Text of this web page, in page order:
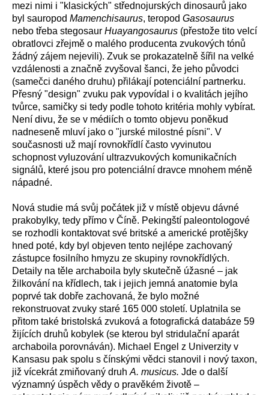
mezi nimi i "klasických" střednojurských dinosaurů jako
byl sauropod Mamenchisaurus, teropod Gasosaurus
nebo třeba stegosaur Huayangosaurus (přestože tito velcí
obratlovci zřejmě o malého producenta zvukových tónů
žádný zájem nejevili). Zvuk se prokazatelně šířil na velké
vzdálenosti a značně zvyšoval šanci, že jeho původci
(samečci daného druhu) přilákají potenciální partnerku.
Přesný "design" zvuku pak vypovídal i o kvalitách jejího
tvůrce, samičky si tedy podle tohoto kritéria mohly vybírat.
Není divu, že se v médiích o tomto objevu poněkud
nadneseně mluví jako o "jurské milostné písni". V
současnosti už mají rovnokřídlí často vyvinutou
schopnost vyluzování ultrazvukových komunikačních
signálů, které jsou pro potenciální dravce mnohem méně
nápadné.
Nová studie má svůj počátek již v místě objevu dávné
prakobylky, tedy přímo v Číně. Pekingští paleontologové
se rozhodli kontaktovat své britské a americké protějšky
hned poté, kdy byl objeven tento nejlépe zachovaný
zástupce fosilního hmyzu ze skupiny rovnokřídlých.
Detaily na těle archaboila byly skutečně úžasné – jak
žilkování na křídlech, tak i jejich jemná anatomie byla
poprvé tak dobře zachovaná, že bylo možné
rekonstruovat zvuky staré 165 000 století. Uplatnila se
přitom také bristolská zvuková a fotografická databáze 59
žijících druhů kobylek (se kterou byl stridulační aparát
archaboila porovnáván). Michael Engel z Univerzity v
Kansasu pak spolu s čínskými vědci stanovil i nový taxon,
již vícekrát zmiňovaný druh A. musicus. Jde o další
významný úspěch vědy o pravěkém životě –